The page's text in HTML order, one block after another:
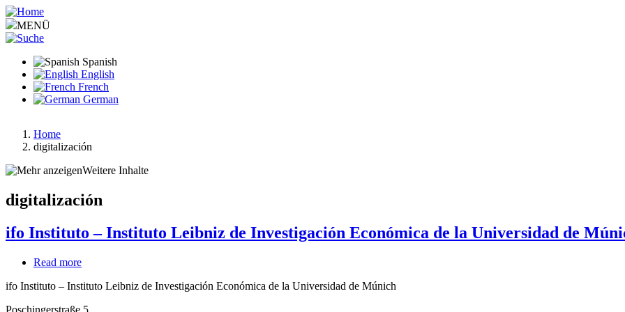
Pasar
al
contenido
MENÜ
Spanish
English
French
German
Ruta
de
Home
digitalización
Weitere Inhalte
digitalización
ifo Instituto – Instituto Leibniz de Investigación Económica de la Universidad de
Read more
Instituto
ifo Instituto – Instituto Leibniz de Investigación Económica de la Universidad de Múnich
Poschingerstraße 5